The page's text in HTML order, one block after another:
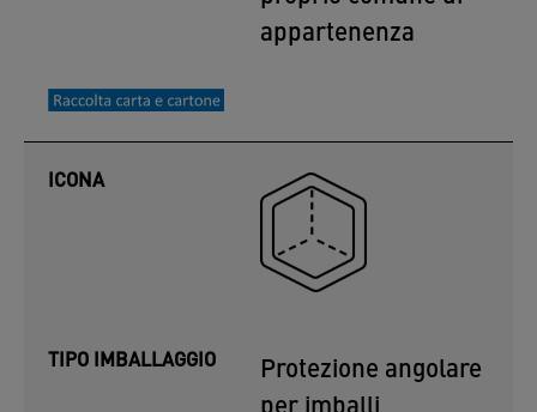
appartenenza
ICONA
TIPO IMBALLAGGIO
Protezione angolare